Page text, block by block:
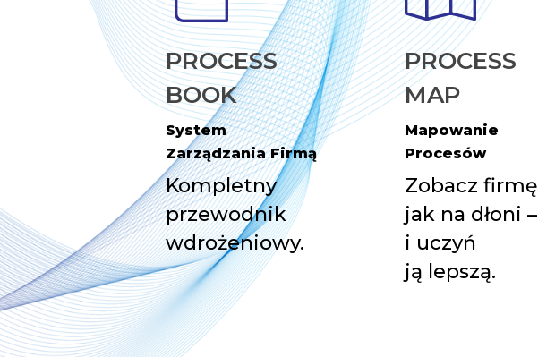
PROCESS
BOOK
System
Zarządzania Firmą
Kompletny
przewodnik
wdrożeniowy.
PROCESS
MAP
Mapowanie
Procesów
Zobacz firmę
jak na dłoni –
i uczyń
ją lepszą.